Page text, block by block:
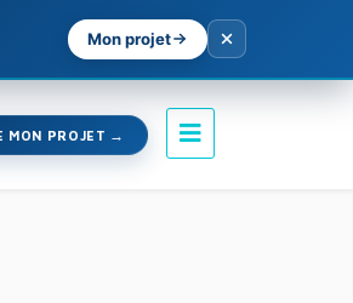
Mon projet
MON PROJET